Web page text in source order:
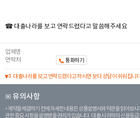
☎ 대출나라를 보고 연락드렸다고 말씀해주세요
업체명
연락처
통화하기
대출나라를 보고 연락드렸다고 하시면 보다 상담이 쉬워집니
※ 유의사항
계약을 체결하기 전에 자세한 내용은 상품설명서와 약관을 읽어보
관한 중요 사항을 설명받을 권리가 있습니다. 대 출 시 귀하의 신용등